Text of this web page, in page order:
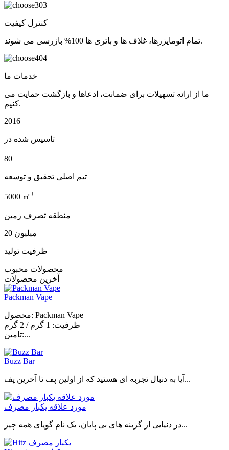
03
کنترل کیفیت
تمام اتومایزرها، غلاف ها و باتری ها 100% بازرسی می شوند.
04
خدمات ما
ما از ارائه تسهیلات برای ضمانت، ادعاها و بازگشت حمایت می
کنیم.
2016
تاسیس شده در
80+
تیم اصلی تحقیق و توسعه
5000 ㎡+
منطقه تصرف زمین
20 میلیون
ظرفیت تولید
محصولات محبوب
آخرین محصولات
Packman Vape
محصول: Packman Vape
ظرفیت: 1 گرم / 2 گرم
تامین:...
Buzz Bar
آیا به دنبال تجربه ای هستید که از اولین پف تا آخرین پف...
مورد علاقه یکبار مصرف
در دنیایی از گزینه های بی پایان، یک نام گویای همه چیز...